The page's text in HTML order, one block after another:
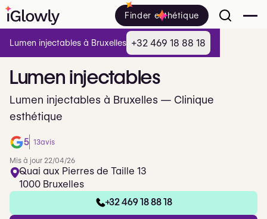
Finder esthétique
Lumen injectables
Lumen injectables à Bruxelles — Clinique
esthétique
5 13avis
Mis à jour 22/04/26
Quai aux Pierres de Taille 13
1000 Bruxelles
+32 469 18 88 18
Lumen injectables à Bruxelles +32 469 18 88 18